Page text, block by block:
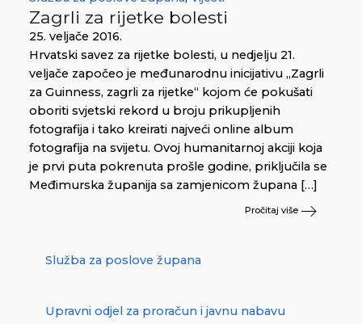
Zagrli za rijetke bolesti
25. veljače 2016.
Hrvatski savez za rijetke bolesti, u nedjelju 21.
veljače započeo je međunarodnu inicijativu „Zagrli
za Guinness, zagrli za rijetke“ kojom će pokušati
oboriti svjetski rekord u broju prikupljenih
fotografija i tako kreirati najveći online album
fotografija na svijetu. Ovoj humanitarnoj akciji koja
je prvi puta pokrenuta prošle godine, priključila se
Međimurska županija sa zamjenicom župana […]
Pročitaj više
Služba za poslove župana
Upravni odjel za proračun i javnu nabavu